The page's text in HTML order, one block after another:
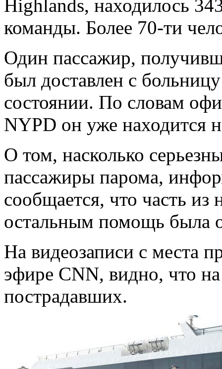
Highlands, находилось
команды. Более 70-ти
Один пассажир,
был доставлен с
состоянии. По словам
NYPD он уже находится
О том, насколько
пассажиры парома,
сообщается, что часть из
остальным помощь была
На видеозаписи с места
эфире CNN, видно, что
пострадавших.